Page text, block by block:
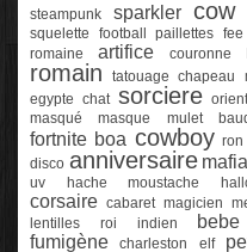
steampunk
sparkler cow
squelette football paillettes fee
romaine
artifice couronne
romain tatouage chapeau
egypte chat sorciere
masqué
masque mulet
fortnite boa cowboy ron
disco anniversaire mafia
uv
hache moustache
corsaire cabaret magicien
lentilles
roi indien bebe
fumigène charleston elf